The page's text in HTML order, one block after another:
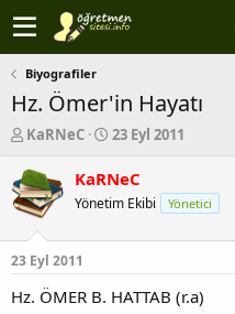
Biyografiler
Hz. Ömer'in Hayatı
K
n
b
u
u
b
a
KaRNeC
B
ş
a
ç
23 Eyl 2011
KaRNeC
Yönetim Ekibi Yönetici
23 Eyl 2011
Hz. ÖMER B. HATTAB (r.a)